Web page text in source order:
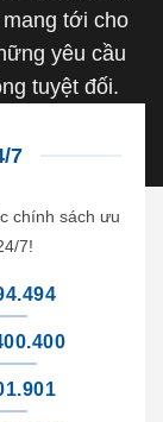
tới cho
yêu cầu
tuyệt đối.
7
chính sách ưu
7!